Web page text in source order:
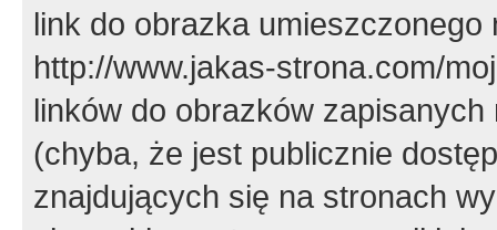
link do obrazka
http://www.jakas-strona.com/
linków do obrazków
(chyba, że jest publicznie
znajdujących się na stronach